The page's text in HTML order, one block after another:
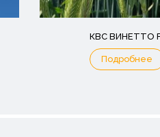
КВС ВИНЕТТО
Подробнее